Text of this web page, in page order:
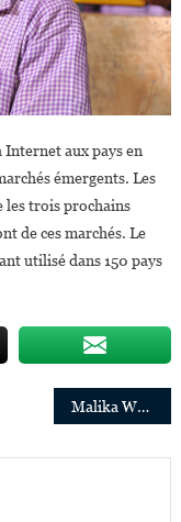
Internet aux pays en
émergents. Les
les trois prochains
de ces marchés. Le
utilisé dans 150 pays
Malika Walele, 27 ans, une des architectes qui ont supervisé la construction de la plus haute tour d’Afrique